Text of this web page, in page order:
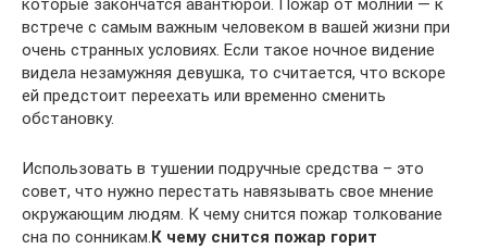
которые закончатся авантюрой. Пожар от молнии — к
встрече с самым важным человеком в вашей жизни при
очень странных условиях. Если такое ночное видение
видела незамужняя девушка, то считается, что вскоре
ей предстоит переехать или временно сменить
обстановку.
Использовать в тушении подручные средства – это
совет, что нужно перестать навязывать свое мнение
окружающим людям. К чему снится пожар толкование
сна по сонникам.К чему снится пожар горит